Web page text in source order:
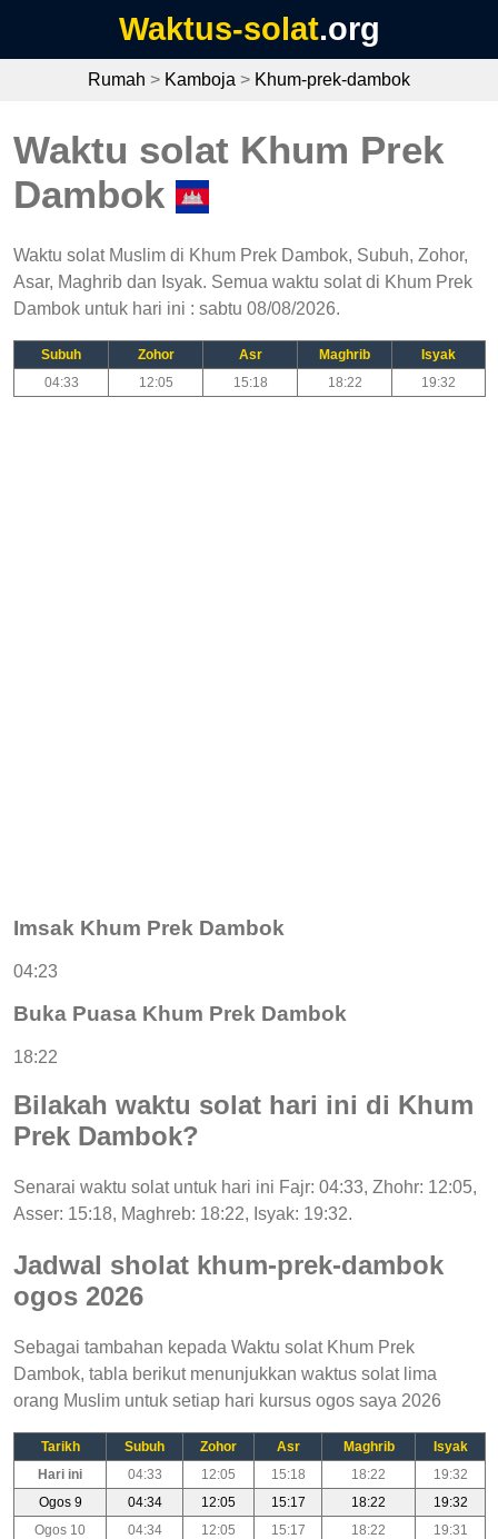
Waktus-solat.org
Rumah > Kamboja > Khum-prek-dambok
Waktu solat Khum Prek
Dambok
Waktu solat Muslim di Khum Prek Dambok, Subuh, Zohor,
Asar, Maghrib dan Isyak. Semua waktu solat di Khum Prek
Dambok untuk hari ini : sabtu 08/08/2026.
Subuh Zohor Asr Maghrib
Isyak
04:33
12:05 15:18 18:22 19:32
Imsak Khum Prek Dambok
04:23
Buka Puasa Khum Prek Dambok
18:22
Bilakah waktu solat hari ini di Khum
Prek Dambok?
Senarai waktu solat untuk hari ini Fajr: 04:33, Zhohr: 12:05,
Asser: 15:18, Maghreb: 18:22, Isyak: 19:32.
Jadwal sholat khum-prek-dambok
ogos 2026
Sebagai tambahan kepada Waktu solat Khum Prek
Dambok, tabla berikut menunjukkan waktus solat lima
orang Muslim untuk setiap hari kursus ogos saya 2026
Tarikh Subuh Zohor Asr Maghrib
Isyak
Hari ini
04:33 12:05 15:18 18:22
19:32
Ogos 9
04:34 12:05 15:17 18:22
19:32
Ogos 10
04:34 12:05 15:17 18:22
19:31